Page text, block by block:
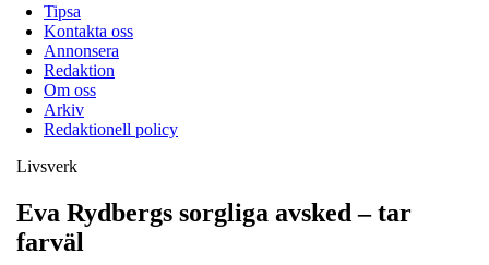
Tipsa
Kontakta oss
Annonsera
Redaktion
Om oss
Arkiv
Redaktionell policy
Livsverk
Eva Rydbergs sorgliga avsked – tar
farväl